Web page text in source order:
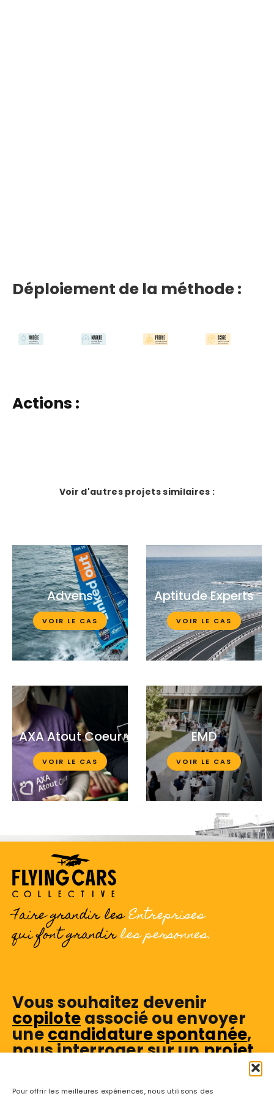
Pour offrir les meilleures expériences, nous utilisons des
Déploiement de la méthode :
Actions :
Voir d'autres projets similaires :
Advens
VOIR LE CAS
Aptitude Experts
VOIR LE CAS
AXA Atout Coeur
VOIR LE CAS
EMD
VOIR LE CAS
Faire grandir lesEntreprises
qui font grandirles personnes.
Vous souhaitez devenir
copiloteassocié ou envoyer
unecandidature spontanée,
nous interroger sur unprojet,